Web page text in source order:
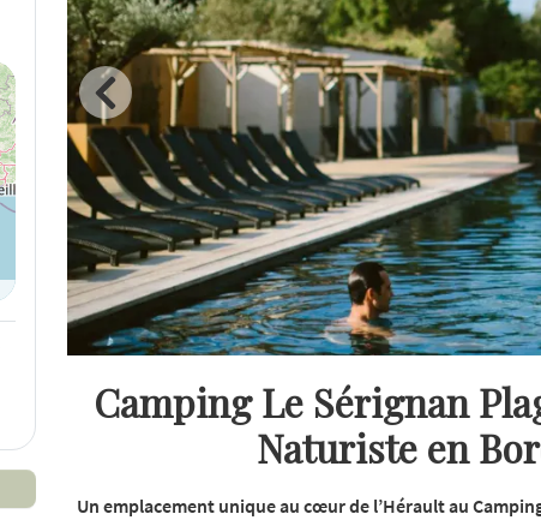
Camping Le Sérignan
Naturiste en
Un emplacement unique au cœur de l’Hérault au